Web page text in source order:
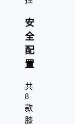
安
全
配
置
共
8
款
膝